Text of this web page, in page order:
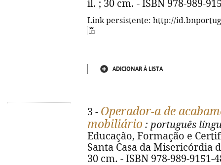
il. ; 30 cm. - ISBN 978-989-
Link persistente: http://
ADICIONAR À LISTA
3 - Operador-a de
mobiliário : português
Educação, Formação e
Santa Casa da Misericórdia
30 cm. - ISBN 978-989-9151-